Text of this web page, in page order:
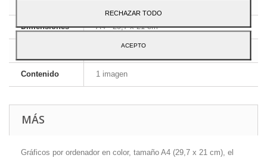
Dimensiones A4 - 29,7 x 21 cm
Inglés y francés
Contenido 1 imagen
MÁS
Gráficos por ordenador en color, tamaño A4 (29,7 x 21 cm), el
RECHAZAR TODO
ACEPTO